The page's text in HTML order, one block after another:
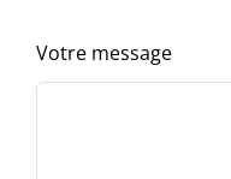
Votre message